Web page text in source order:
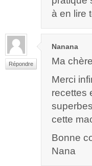
à en lire
Répondre
Nanana
Ma
Merci
recettes
cette
Bonne
Nana